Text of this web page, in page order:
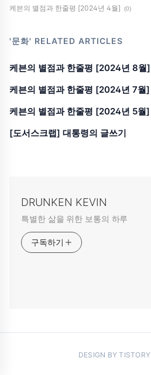
케븐의 별점과 한줄평 [2024년 4월] (0)
'문화' RELATED ARTICLES
케븐의 별점과 한줄평 [2024년 8월]
케븐의 별점과 한줄평 [2024년 7월]
케븐의 별점과 한줄평 [2024년 5월]
[도서스크랩] 대통령의 글쓰기
DRUNKEN KEVIN
특별한 삶을 위한 보통의 하루
구독하기
DESIGN BYTISTORY